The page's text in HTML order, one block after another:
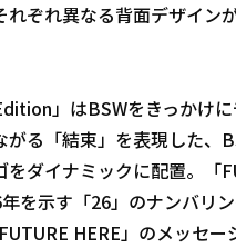
プライバシーポリシ
ウで開く） よくある質問
アルバイト募集 （別
れぞれ異なる背面デザイン
」はBSWをきっかけ
がる「結束」を表現した、
をダイナミックに配置。「
を示す「26」のナンバリン
FUTURE HERE」のメッセ